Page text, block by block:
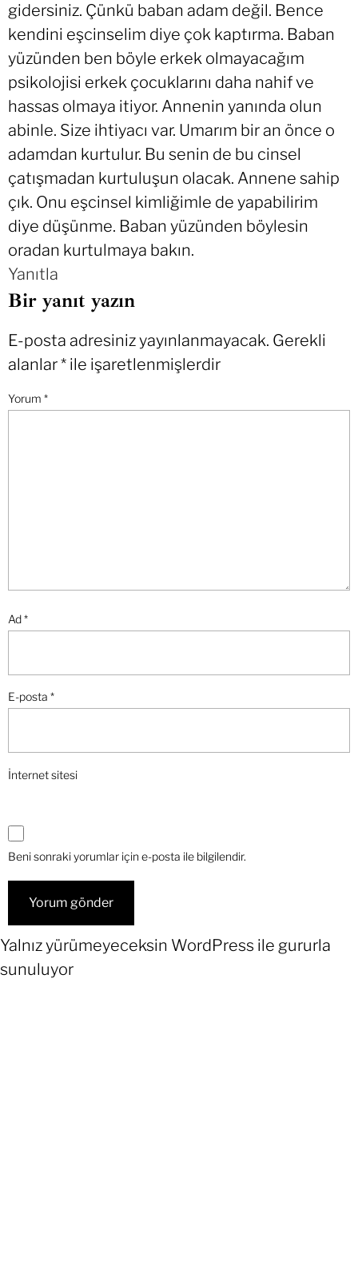
gidersiniz. Çünkü baban adam değil. Bence
kendini eşcinselim diye çok kaptırma. Baban
yüzünden ben böyle erkek olmayacağım
psikolojisi erkek çocuklarını daha nahif ve
hassas olmaya itiyor. Annenin yanında olun
abinle. Size ihtiyacı var. Umarım bir an önce o
adamdan kurtulur. Bu senin de bu cinsel
çatışmadan kurtuluşun olacak. Annene sahip
çık. Onu eşcinsel kimliğimle de yapabilirim
diye düşünme. Baban yüzünden böylesin
oradan kurtulmaya bakın.
Yanıtla
Bir yanıt yazın
E-posta adresiniz yayınlanmayacak. Gerekli
alanlar* ile işaretlenmişlerdir
Yorum *
Ad*
E-posta *
İnternet sitesi
Beni sonraki yorumlar için e-posta ile bilgilendir.
Yalnız yürümeyeceksin WordPress ile gururla
sunuluyor